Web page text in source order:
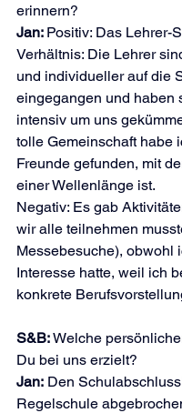
erinnern?
Jan: Positiv: Das Lehrer-
Verhältnis: Die Lehrer
und individueller auf die
eingegangen und haben
intensiv um uns
tolle Gemeinschaft habe
Freunde gefunden, mit
einer Wellenlänge ist.
Negativ: Es gab
wir alle teilnehmen
Messebesuche), obwohl
Interesse hatte, weil ich
konkrete
S&B: Welche
Du bei uns erzielt?
Jan: Den
Regelschule